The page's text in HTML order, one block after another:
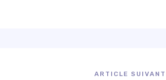
ARTICLE SUIVANT